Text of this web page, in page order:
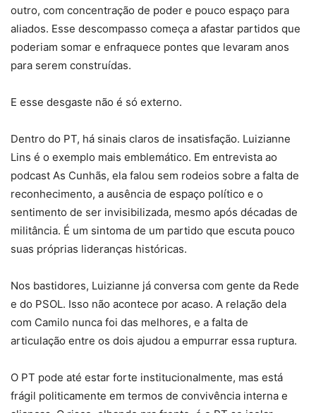
outro, com concentração de poder e pouco espaço para
aliados. Esse descompasso começa a afastar partidos que
poderiam somar e enfraquece pontes que levaram anos
para serem construídas.
E esse desgaste não é só externo.
Dentro do PT, há sinais claros de insatisfação. Luizianne
Lins é o exemplo mais emblemático. Em entrevista ao
podcast As Cunhãs, ela falou sem rodeios sobre a falta de
reconhecimento, a ausência de espaço político e o
sentimento de ser invisibilizada, mesmo após décadas de
militância. É um sintoma de um partido que escuta pouco
suas próprias lideranças históricas.
Nos bastidores, Luizianne já conversa com gente da Rede
e do PSOL. Isso não acontece por acaso. A relação dela
com Camilo nunca foi das melhores, e a falta de
articulação entre os dois ajudou a empurrar essa ruptura.
O PT pode até estar forte institucionalmente, mas está
frágil politicamente em termos de convivência interna e